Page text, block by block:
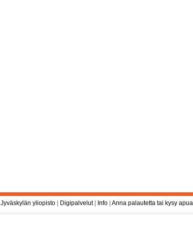
Jyväskylän yliopisto| Digipalvelut| Info| Anna palautetta tai kysy apua